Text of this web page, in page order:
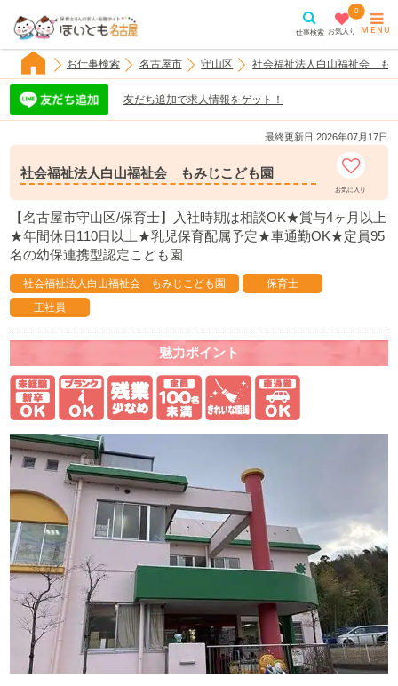
仕事検索
0
お気入り MENU
お仕事検索 名古屋市 守山区 社会福祉法人白山福祉会 も
友だち追加で求人情報をゲット！
最終更新日 2026年07月17日
社会福祉法人白山福祉会 もみじこども園
お気に入り
【名古屋市守山区/保育士】入社時期は相談OK★賞与4ヶ月以上
★年間休日110日以上★乳児保育配属予定★車通勤OK★定員95
名の幼保連携型認定こども園
社会福祉法人白山福祉会 もみじこども園
保育士
正社員
魅力ポイント